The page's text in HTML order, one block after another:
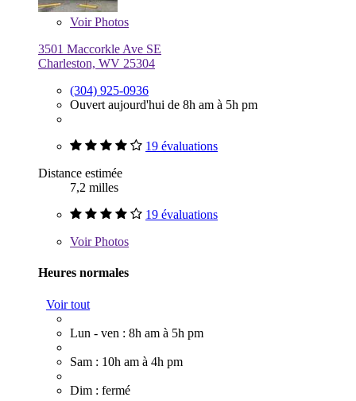
VoirPhotos
3501 Maccorkle Ave SE
Charleston, WV 25304
(304) 925-0936
Ouvert aujourd'hui de 8h am à 5h pm
19 évaluations
Distance estimée
7,2 milles
19 évaluations
VoirPhotos
Heures normales
Voir tout
Lun - ven : 8h am à 5h pm
Sam : 10h am à 4h pm
Dim : fermé